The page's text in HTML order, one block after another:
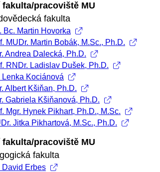
fakulta/pracoviště MU
fakulta
Bc. Martin Hovorka
MUDr. Martin Bobák, M.Sc., Ph.D.
Andrea Dalecká, Ph.D.
RNDr. Ladislav Dušek, Ph.D.
Lenka Kociánová
Albert Kšiňan, Ph.D.
Gabriela Kšiňanová, Ph.D.
Mgr. Hynek Pikhart, Ph.D., M.Sc.
Jitka Pikhartová, M.Sc., Ph.D.
fakulta/pracoviště MU
fakulta
David Erbes